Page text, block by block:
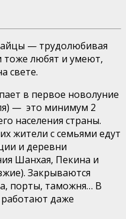
— трудолюбивая
тоже любят и умеют,
свете.
в первое новолуние
— это минимум 2
населения страны.
жители с семьями едут
и деревни
Шанхая, Пекина и
Закрываются
порты, таможня… В
даже